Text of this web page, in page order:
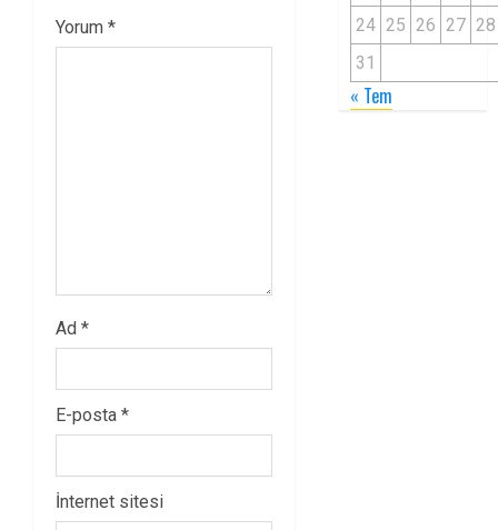
Yorum *
Ad *
E-posta *
İnternet sitesi
24 25 26 27 28
31
« Tem